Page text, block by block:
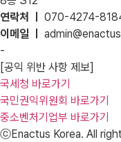
연락처 ㅣ 070-4274-
이메일 ㅣ
-
[공익 위반 사항 제보]
국세청 바로가기
국민권익위원회 바로가기
중소벤처기업부 바로가기
ⓒEnactus Korea. All